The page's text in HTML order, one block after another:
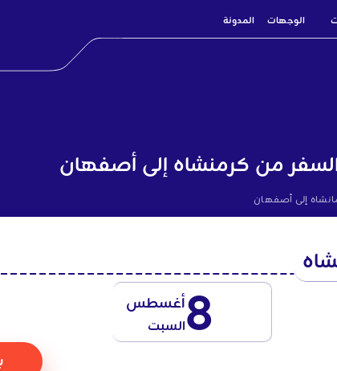
الوجهات المدونة
من كرمنشاه إلى أصفهان
إلى أصفهان
8أغسطس
السبت